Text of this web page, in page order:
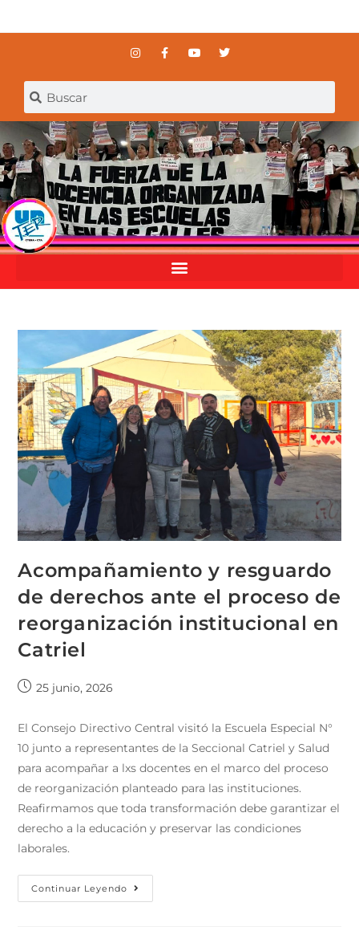
Acompañamiento y resguardo
de derechos ante el proceso de
reorganización institucional en
Catriel
25 junio, 2026
El Consejo Directivo Central visitó la Escuela Especial N°
10 junto a representantes de la Seccional Catriel y Salud
para acompañar a lxs docentes en el marco del proceso
de reorganización planteado para las instituciones.
Reafirmamos que toda transformación debe garantizar el
derecho a la educación y preservar las condiciones
laborales.
Continuar Leyendo